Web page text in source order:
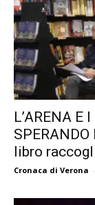
L’ARENA E
SPERANDO
libro
Cronaca di Verona -